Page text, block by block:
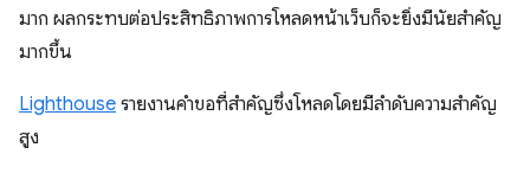
มาก ผลกระทบต่อประสิทธิภาพการโหลดหน้าเว็บก็จะยิ่งมีนัยสำคัญ
มากขึ้น
Lighthouse รายงานคำขอที่สำคัญซึ่งโหลดโดยมีลำดับความสำคัญ
สูง